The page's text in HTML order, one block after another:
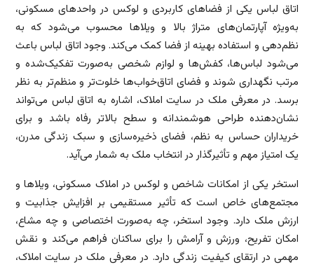
اتاق لباس یکی از فضاهای کاربردی و لوکس در واحدهای مسکونی،
به‌ویژه آپارتمان‌های متراژ بالا و ویلاها محسوب می‌شود که به
نظم‌دهی و استفاده بهینه از فضا کمک می‌کند. وجود اتاق لباس باعث
می‌شود لباس‌ها، کفش‌ها و لوازم شخصی به‌صورت تفکیک‌شده و
مرتب نگهداری شوند و فضای اتاق‌خواب‌ها خلوت‌تر و منظم‌تر به نظر
برسد. در معرفی ملک در سایت املاک، اشاره به اتاق لباس می‌تواند
نشان‌دهنده طراحی هوشمندانه و سطح بالاتر رفاه باشد و برای
خریداران حساس به نظم، فضای ذخیره‌سازی و سبک زندگی مدرن،
یک امتیاز مهم و تأثیرگذار در انتخاب ملک به شمار می‌آید.
استخر یکی از امکانات شاخص و لوکس در املاک مسکونی، ویلاها و
مجتمع‌های خاص است که تأثیر مستقیمی بر افزایش جذابیت و
ارزش ملک دارد. وجود استخر، چه به‌صورت اختصاصی و چه مشاع،
امکان تفریح، ورزش و آرامش را برای ساکنان فراهم می‌کند و نقش
مهمی در ارتقای کیفیت زندگی دارد. در معرفی ملک در سایت املاک،